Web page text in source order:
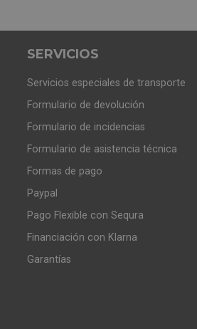
SERVICIOS
Servicios especiales de transporte
Formulario de devolución
Formulario de incidencias
Formulario de asistencia técnica
Formas de pago
Paypal
Pago Flexible con Sequra
Financiación con Klarna
Garantías